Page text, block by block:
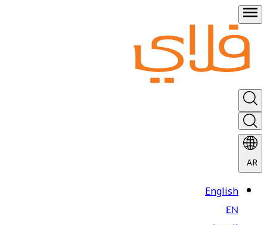
AR
English
EN